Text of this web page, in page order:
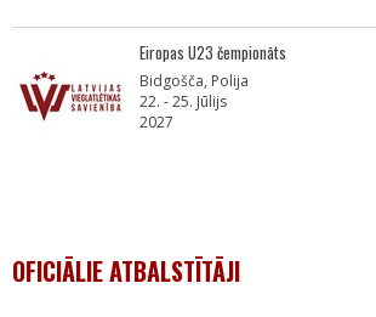
Eiropas U23 čempionāts
Bidgošča, Polija
22. - 25. Jūlijs
2027
OFICIĀLIE ATBALSTĪTĀJI